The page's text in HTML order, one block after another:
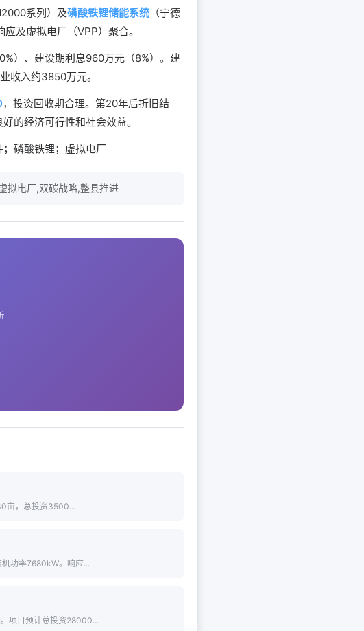
系列）及磷酸铁锂储能系统 （宁德
及虚拟电厂（VPP）聚合。
）、建设期利息960万元（8%）。建
收入约3850万元。
，投资回收期合理。第20年后折旧结
的经济可行性和社会效益。
磷酸铁锂；虚拟电厂
拟电厂,双碳战略,整县推进
亩，总投资3500...
功率7680kW。响应...
项目预计总投资28000...